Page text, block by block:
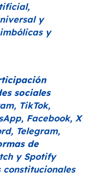
y
y
sociales
TikTok,
Facebook, X
Telegram,
de
y Spotify